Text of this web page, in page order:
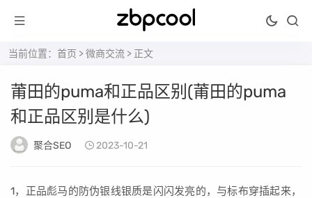
当前位置： 首页 >微商交流 > 正文
莆田的puma和正品区别(莆田的puma
和正品区别是什么)
聚合SEO 2023-10-21
1，正品彪马的防伪银线银质是闪闪发亮的，与标布穿插起来，